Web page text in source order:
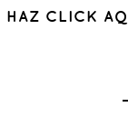
HAZ CLICK